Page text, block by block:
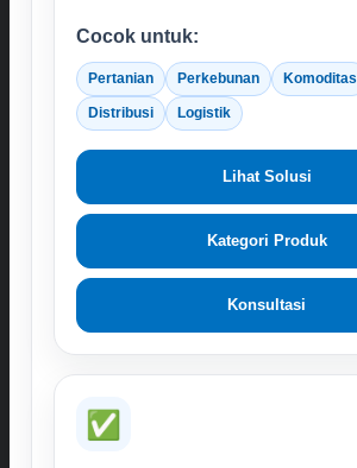
Cocok untuk:
Pertanian Perkebunan Komoditas
Distribusi Logistik
Lihat Solusi
Kategori Produk
Konsultasi
✅